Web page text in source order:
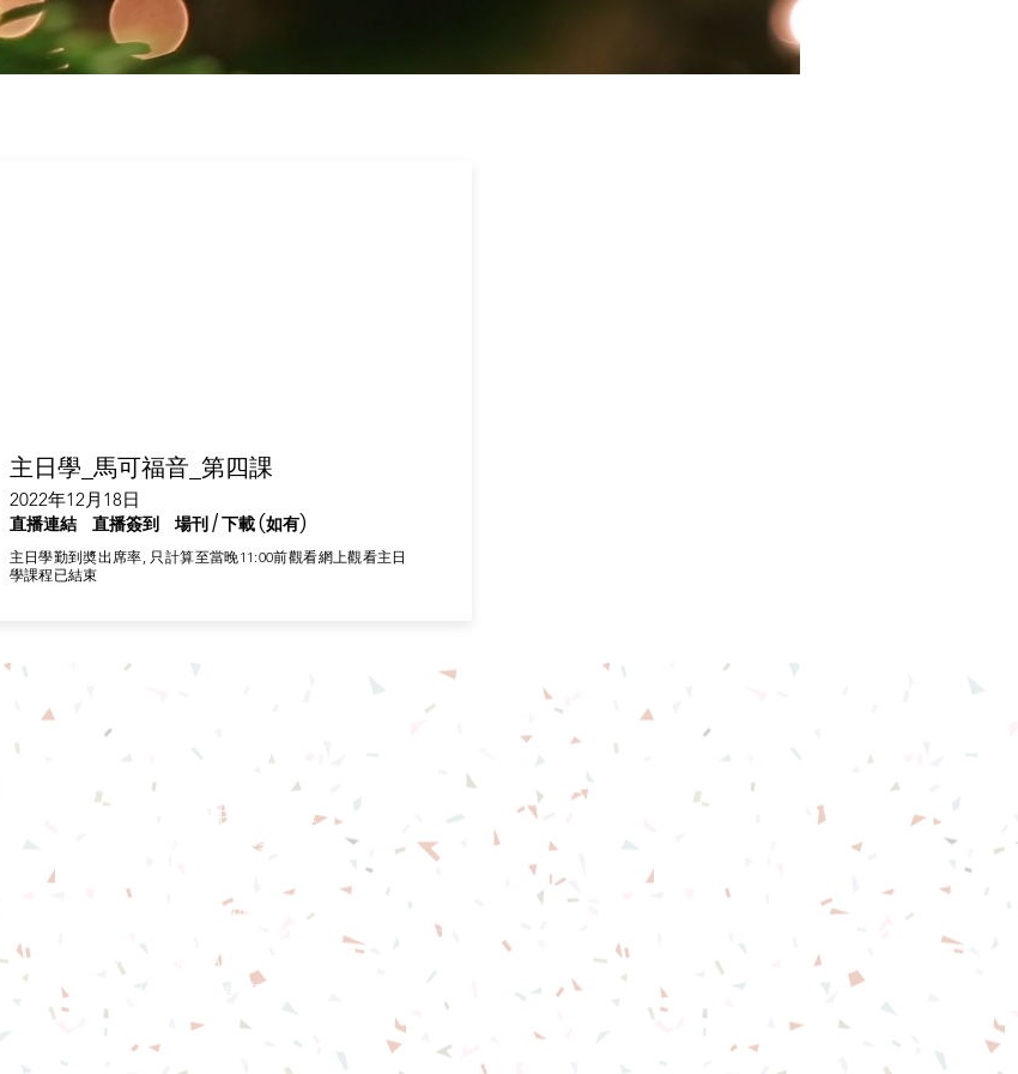
主日學_馬可福音_第四課
2022年12月18日
直播連結 直播簽到 場刊 / 下載 (如有)
主日學勤到奬出席率, 只計算至當晚11:00前觀看網上觀看主日
學課程已結束
基督教佈道中心念恩堂
Christian Evangelical Centre
香港油麻地廟街47-57號
3/F, Cheng Hong Buidling,
47-57 Temple Street,
電話/Tel：+852-23847312